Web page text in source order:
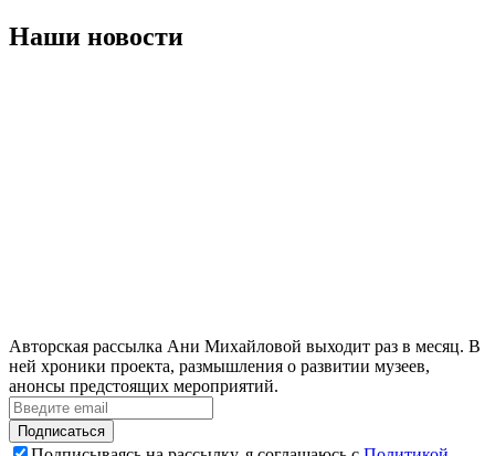
Наши новости
Авторская рассылка Ани Михайловой выходит раз в месяц. В
ней хроники проекта, размышления о развитии музеев,
анонсы предстоящих мероприятий.
Подписаться